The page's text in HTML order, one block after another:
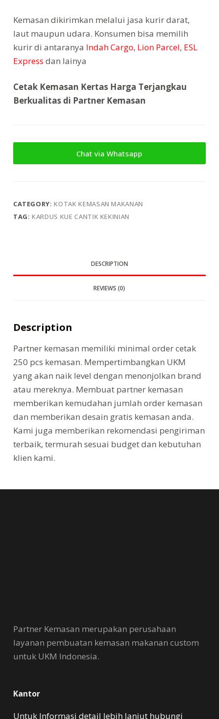
Kemasan dikirimkan melalui jasa kurir darat,
laut maupun udara. Konsumen bisa memilih
kurir di antaranya Indah Cargo, Lion Parcel, ESL
Express dan lainya
Cetak Kemasan Kertas Harga Terjangkau
Berkualitas di Partner Kemasan
Chat via Whatsapp
CATEGORY:KOTAK KEMASAN MAKANAN
TAG:KARDUS KUE CANTIK KEKINIAN
DESCRIPTION
REVIEWS (0)
Description
Partner kemasan memiliki minimal order cetak
250 pcs kemasan. Mempertimbangkan UKM
yang akan naik level dengan menonjolkan brand
atau mereknya. Membuat partner kemasan
memberikan kemudahan jumlah order kemasan
dan memberikan desain gratis kemasan anda.
Kami juga memberikan rekomendasi pengiriman
terbaik, termurah sesuai budget dan kebutuhan
klien kami.
Partner Kemasan merupakan perusahaan
layanan pembuatan kemasan makanan custom
untuk UKM Indonesia.
Kantor
Untuk Informasi detail lebih lanjut hubungi